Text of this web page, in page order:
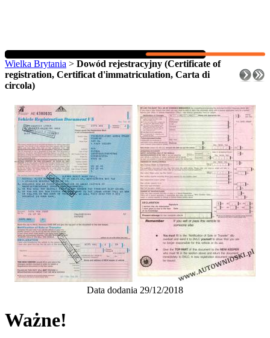
Wielka Brytania > Dowód rejestracyjny (Certificate of
registration, Certificat d'immatriculation, Carta di
circola)
Data dodania 29/12/2018
Ważne!